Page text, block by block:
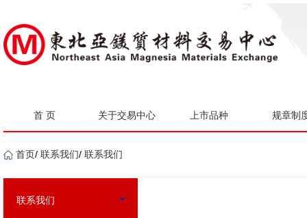
首 页 关于交易中心 上市品种 规章制
首页/ 联系我们/ 联系我们
联系我们